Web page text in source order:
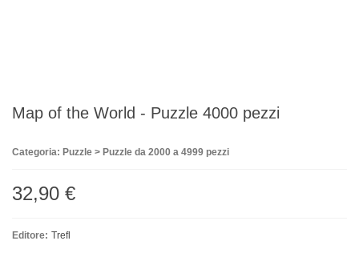
Map of the World - Puzzle 4000 pezzi
Categoria: Puzzle > Puzzle da 2000 a 4999 pezzi
32,90 €
Editore: Trefl